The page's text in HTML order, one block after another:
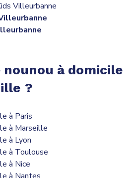
Villeurbanne
nounou à domicile
?
à Paris
à Marseille
à Lyon
à Toulouse
à Nice